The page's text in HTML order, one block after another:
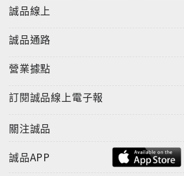
誠品線上
誠品通路
營業據點
訂閱誠品線上電子報
關注誠品
誠品APP